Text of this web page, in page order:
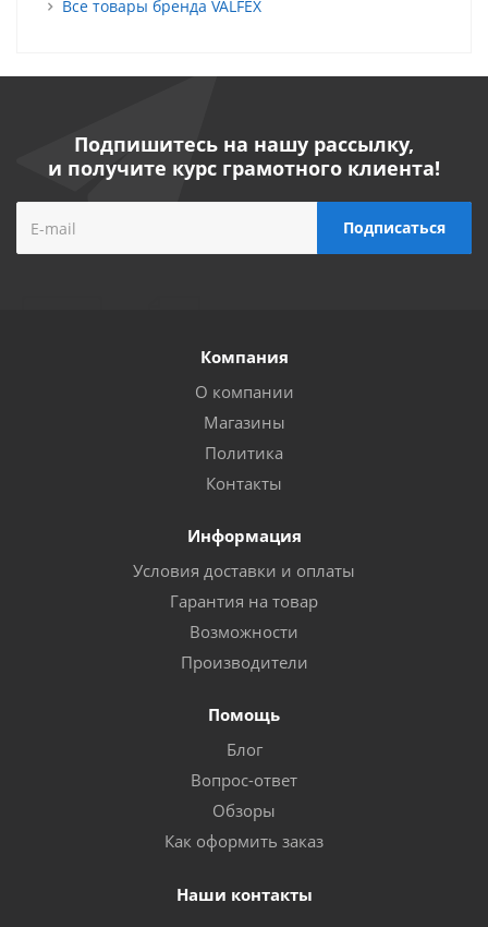
Все товары бренда VALFEX
Подпишитесь на нашу рассылку,
и получите курс грамотного клиента!
Компания
О компании
Магазины
Политика
Контакты
Информация
Условия доставки и оплаты
Гарантия на товар
Возможности
Производители
Помощь
Блог
Вопрос-ответ
Обзоры
Как оформить заказ
Наши контакты